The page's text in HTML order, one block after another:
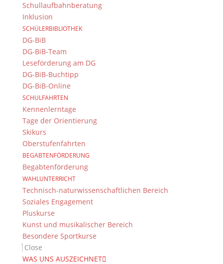
Schullaufbahnberatung
Inklusion
SCHÜLERBIBLIOTHEK
DG-BiB
DG-BiB-Team
Leseförderung am DG
DG-BiB-Buchtipp
DG-BiB-Online
SCHULFAHRTEN
Kennenlerntage
Tage der Orientierung
Skikurs
Oberstufenfahrten
BEGABTENFÖRDERUNG
Begabtenförderung
WAHLUNTERRICHT
Technisch-naturwissenschaftlichen Bereich
Soziales Engagement
Pluskurse
Kunst und musikalischer Bereich
Besondere Sportkurse
Close
WAS UNS AUSZEICHNET
96052 Bamberg
Tel.: +49 (0) 951 93 23 90
Fax.: +49 (0) 951 93 23 92 0
E-Mail: dg@stadt.bamberg.de
Kontakt & Ansprechpartner
Impressum & Datenschutz
Impressum
Datenschutzerklärung
Kontakt
© 2015-2022, Dientzenhofer-Gymnasium Bamberg
Immer Aktuell
Bleiben Sie immer auf dem neusten Stand und
folgen Sie uns auf Twitter
Folgen Sie dem